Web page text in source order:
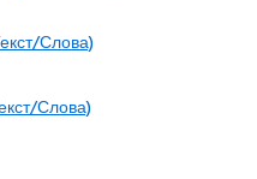
Слова)
Слова)